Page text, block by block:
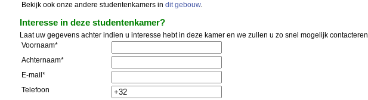
Bekijk ook onze andere studentenkamers in dit gebouw.
Interesse in deze studentenkamer?
Laat uw gegevens achter indien u interesse hebt in deze kamer en we zullen u zo snel mogelijk contacteren
Voornaam*
Achternaam*
E-mail*
Telefoon